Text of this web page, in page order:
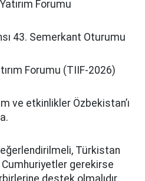
Forumu
43. Semerkant Oturumu
Forumu (TIIF-2026)
ve etkinlikler Özbekistan’ı
Türkistan
gerekirse
destek olmalıdır.